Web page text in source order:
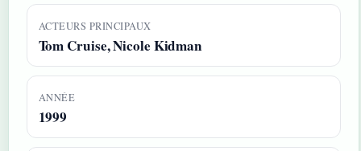
ACTEURS PRINCIPAUX
Tom Cruise, Nicole Kidman
ANNÉE
1999